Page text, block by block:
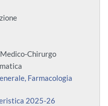
Chirurgo
Farmacologia
2025-26